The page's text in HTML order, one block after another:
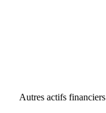
Autres actifs financiers